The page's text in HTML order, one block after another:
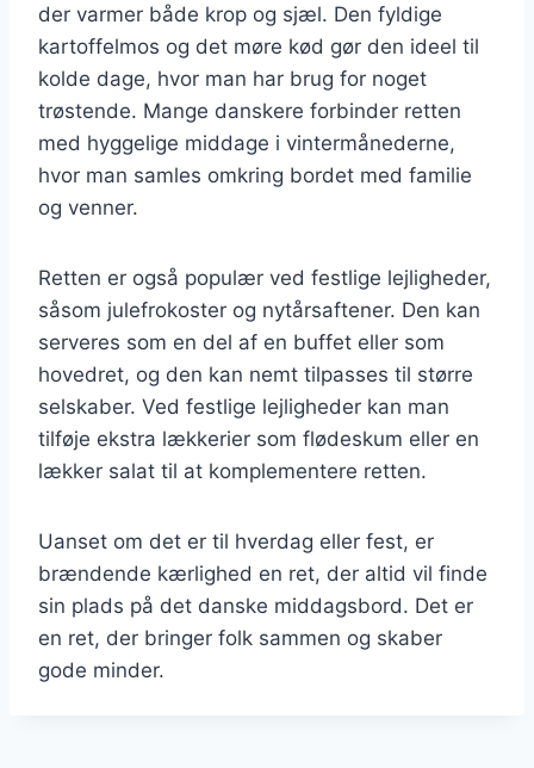
der varmer både krop og sjæl. Den fyldige
kartoffelmos og det møre kød gør den ideel til
kolde dage, hvor man har brug for noget
trøstende. Mange danskere forbinder retten
med hyggelige middage i vintermånederne,
hvor man samles omkring bordet med familie
og venner.
Retten er også populær ved festlige lejligheder,
såsom julefrokoster og nytårsaftener. Den kan
serveres som en del af en buffet eller som
hovedret, og den kan nemt tilpasses til større
selskaber. Ved festlige lejligheder kan man
tilføje ekstra lækkerier som flødeskum eller en
lækker salat til at komplementere retten.
Uanset om det er til hverdag eller fest, er
brændende kærlighed en ret, der altid vil finde
sin plads på det danske middagsbord. Det er
en ret, der bringer folk sammen og skaber
gode minder.